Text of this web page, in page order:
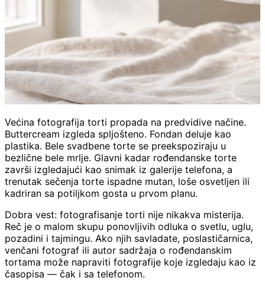
Većina fotografija torti propada na predvidive načine.
Buttercream izgleda spljošteno. Fondan deluje kao
plastika. Bele svadbene torte se preekspoziraju u
bezlične bele mrlje. Glavni kadar rođendanske torte
završi izgledajući kao snimak iz galerije telefona, a
trenutak sečenja torte ispadne mutan, loše osvetljen ili
kadriran sa potiljkom gosta u prvom planu.
Dobra vest: fotografisanje torti nije nikakva misterija.
Reč je o malom skupu ponovljivih odluka o svetlu, uglu,
pozadini i tajmingu. Ako njih savladate, poslastičarnica,
venčani fotograf ili autor sadržaja o rođendanskim
tortama može napraviti fotografije koje izgledaju kao iz
časopisa — čak i sa telefonom.